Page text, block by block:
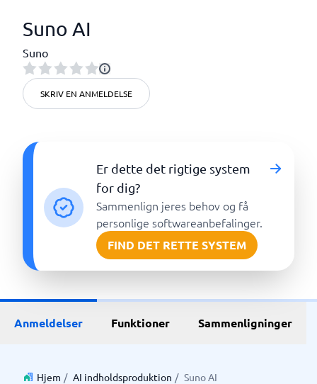
Suno AI
Suno
SKRIV EN ANMELDELSE
Er dette det rigtige system
for dig?
Sammenlign jeres behov og få
personlige softwareanbefalinger.
FIND DET RETTE SYSTEM
Anmeldelser Funktioner Sammenligninger
Hjem / AI indholdsproduktion / Suno AI